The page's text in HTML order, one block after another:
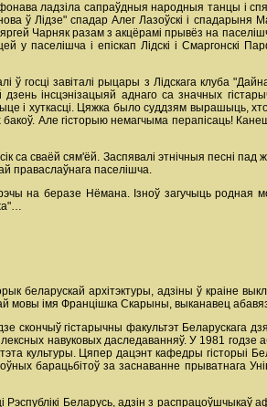
ладзіла сапраўдныя народныя танцы і
ў Лідзе" спадар Алег Лазоўскі і спадарыня
Чарняк разам з акцёрамі прывёз на
у паселішча і епіскап Лідскі і Смаргонскі
госці завіталі рыцары з Лідскага клуба
інсцэнізацыяй аднаго са значных
і хуткасці. Цяжка было суддзям вырашыць,
Але гісторыю немагчыма перапісаць!
са сваёй сям'ёй. Заспявалі этнічныя песні пад
праваслаўнага паселішча.
на беразе Нёмана. Ізноў загучыць
беларускай архітэктуры, адзіны ў краіне
імя Францішка Скарыны, выканавец
скончыў гістарычны факультэт Беларускага
навуковых даследаванняў. У 1981
культуры. Цяпер дацэнт кафедры гісторыі
барацьбітоў за заснаванне прыватнага
Беларусь, адзін з